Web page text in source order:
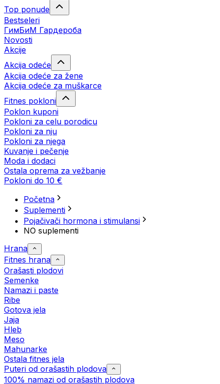
Top ponude
Bestseleri
ГимБиМ Гардeробa
Novosti
Akcije
Akcija odeće
Akcija odeće za žene
Akcija odeće za muškarce
Fitnes pokloni
Poklon kuponi
Pokloni za celu porodicu
Pokloni za nju
Pokloni za njega
Kuvanje i pečenje
Moda i dodaci
Ostala oprema za vežbanje
Pokloni do 10 €
Početna
Suplementi
Pojačivači hormona i stimulansi
NO suplementi
Hrana
Fitnes hrana
Orašasti plodovi
Semenke
Namazi i paste
Ribe
Gotova jela
Јаја
Hleb
Meso
Mahunarke
Ostala fitnes jela
Puteri od orašastih plodova
100% namazi od orašastih plodova